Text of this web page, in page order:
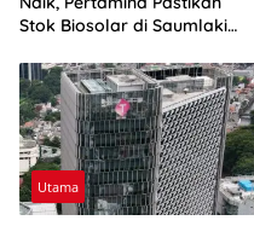
Stok Biosolar di Saumlaki
Utama